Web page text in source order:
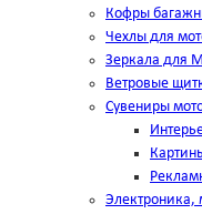
Кофры
Чехлы для
Зеркала для
Ветровые
Сувениры
Электроника,